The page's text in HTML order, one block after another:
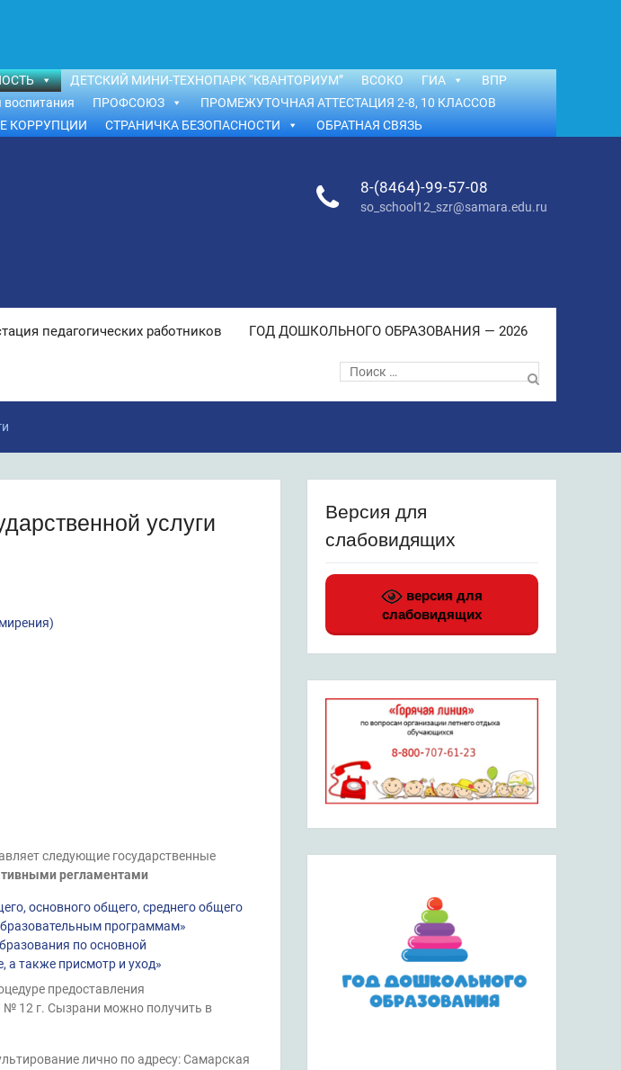
ДЕТСКИЙ МИНИ-ТЕХНОПАРК “КВАНТОРИУМ” ВСОКО ГИА
ВПР
воспитания ПРОФСОЮЗ
ПРОМЕЖУТОЧНАЯ АТТЕСТАЦИЯ 2-8, 10 КЛАССОВ
КОРРУПЦИИ СТРАНИЧКА БЕЗОПАСНОСТИ ОБРАТНАЯ СВЯЗЬ
8-(8464)-99-57-08
so_school12_szr@samara.edu.ru
педагогических работников ГОД ДОШКОЛЬНОГО ОБРАЗОВАНИЯ — 2026
Поиск
по:
услуги
следующие государственные
регламентами
основного общего, среднего общего
программам»
по основной
а также присмотр и уход»
предоставления
№ 12 г. Сызрани можно получить в
лично по адресу: Самарская
Версия для
слабовидящих
версия для
слабовидящих